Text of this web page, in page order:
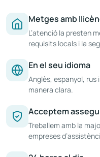
Metges amb
L’atenció la presten
requisits locals i la
En el seu idioma
Anglès, espanyol, rus
manera clara.
Acceptem
Treballem amb la
empreses